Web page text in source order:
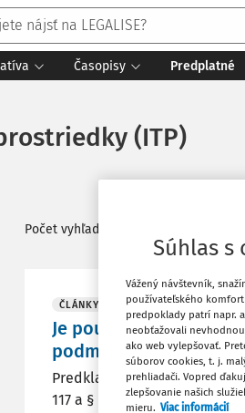
Časopisy Predplatné
(ITP)
Počet vyhľadaných dokumentov:
ČLÁNKY
Je použitie
podmienené vydaním
Predkladaným príspevkom
117 a § 114 Trestného
Súhlas s
Vážený návštevník,
používateľského
predpoklady patrí napr.
neobťažovali
ako web vylepšovať.
súborov cookies, t. j.
prehliadači. Vopred
zlepšovanie našich
mieru. Viac informácií